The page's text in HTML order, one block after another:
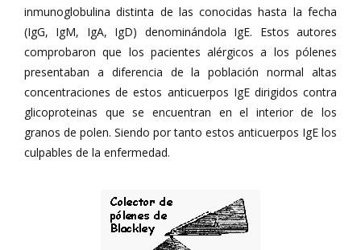
inmunoglobulina distinta de las conocidas hasta la fecha
(IgG, IgM, IgA, IgD) denominándola IgE. Estos autores
comprobaron que los pacientes alérgicos a los pólenes
presentaban a diferencia de la población normal altas
concentraciones de estos anticuerpos IgE dirigidos contra
glicoproteinas que se encuentran en el interior de los
granos de polen. Siendo por tanto estos anticuerpos IgE los
culpables de la enfermedad.